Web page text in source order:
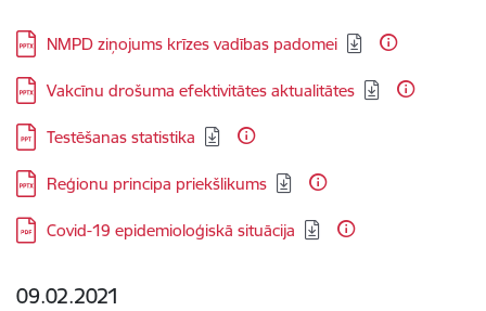
Lejupielādēt:
NMPD ziņojums krīzes vadības padomei
Lejupielādēt:
Vakcīnu drošuma efektivitātes aktualitātes
Lejupielādēt:
Testēšanas statistika
Lejupielādēt:
Reģionu principa priekšlikums
Lejupielādēt:
Covid-19 epidemioloģiskā situācija
09.02.2021